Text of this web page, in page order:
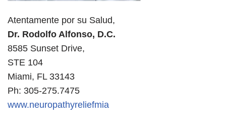
Atentamente por su Salud,
Dr. Rodolfo Alfonso, D.C.
8585 Sunset Drive,
STE 104
Miami, FL 33143
Ph: 305-275.7475
www.neuropathyreliefmia